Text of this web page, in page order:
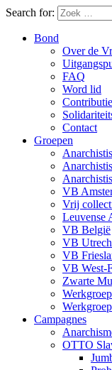
Search for:
Bond
Over de
FAQ
Word lid
Contributie
Contact
Groepen
VB
Vrij
Leuvense
VB België
VB
VB
VB West-
Zwarte
Campagnes
OTTO